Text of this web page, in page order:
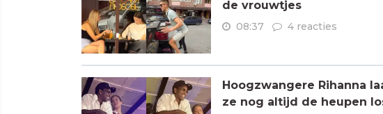
de vrouwtjes
08:37 4 reacties
Hoogzwangere Rihanna
ze nog altijd de heupen